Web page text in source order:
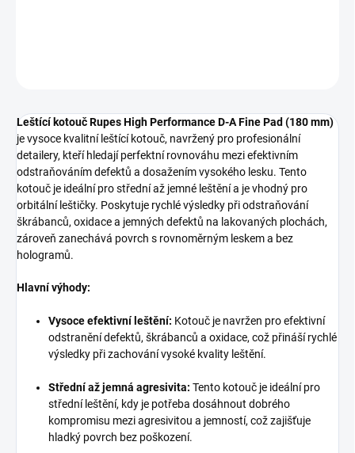
Leštící kotouč Rupes High Performance D-A Fine Pad (180 mm)
je vysoce kvalitní leštící kotouč, navržený pro profesionální
detailery, kteří hledají perfektní rovnováhu mezi efektivním
odstraňováním defektů a dosažením vysokého lesku. Tento
kotouč je ideální pro střední až jemné leštění a je vhodný pro
orbitální leštičky. Poskytuje rychlé výsledky při odstraňování
škrábanců, oxidace a jemných defektů na lakovaných plochách,
zároveň zanechává povrch s rovnoměrným leskem a bez
hologramů.
Hlavní výhody:
Vysoce efektivní leštění: Kotouč je navržen pro efektivní
odstranění defektů, škrábanců a oxidace, což přináší rychlé
výsledky při zachování vysoké kvality leštění.
Střední až jemná agresivita: Tento kotouč je ideální pro
střední leštění, kdy je potřeba dosáhnout dobrého
kompromisu mezi agresivitou a jemností, což zajišťuje
hladký povrch bez poškození.